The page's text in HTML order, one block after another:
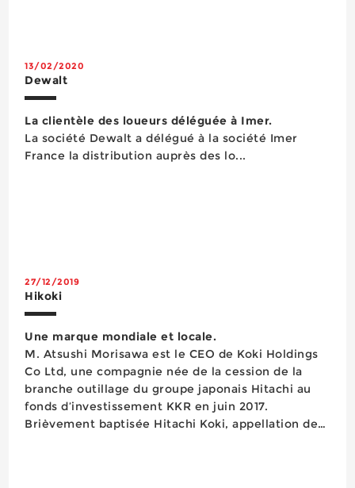
13/02/2020
Dewalt
La clientèle des loueurs déléguée à Imer.
La société Dewalt a délégué à la société Imer
France la distribution auprès des lo...
27/12/2019
Hikoki
Une marque mondiale et locale.
M. Atsushi Morisawa est le CEO de Koki Holdings
Co Ltd, une compagnie née de la cession de la
branche outillage du groupe japonais Hitachi au
fonds d’investissement KKR en juin 2017.
Brièvement baptisée Hitachi Koki, appellation de